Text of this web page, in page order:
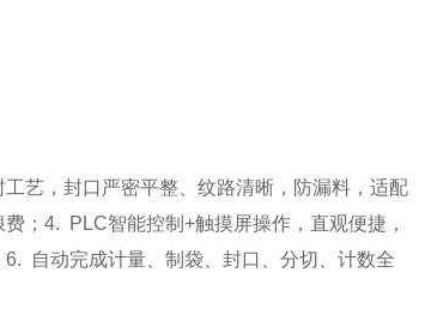
艺，封口严密平整、纹路清晰，防漏料，适配
；4. PLC智能控制+触摸屏操作，直观便捷，
自动完成计量、制袋、封口、分切、计数全